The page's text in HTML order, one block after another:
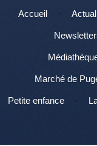
Menu
Aller au contenu
Accueil
Marché de
Petite enfance